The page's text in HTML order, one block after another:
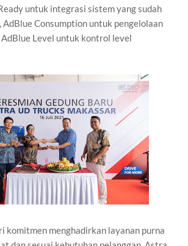
untuk integrasi sistem yang sudah
Consumption untuk pengelolaan
Level untuk kontrol level
komitmen menghadirkan layanan purna